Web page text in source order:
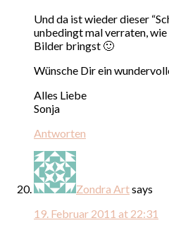
Und da ist wieder dieser
unbedingt mal verraten,
Bilder bringst 🙂
Wünsche Dir ein
Alles Liebe
Sonja
Antworten
Zondra Artsays
19. Februar 2011 at 22:31